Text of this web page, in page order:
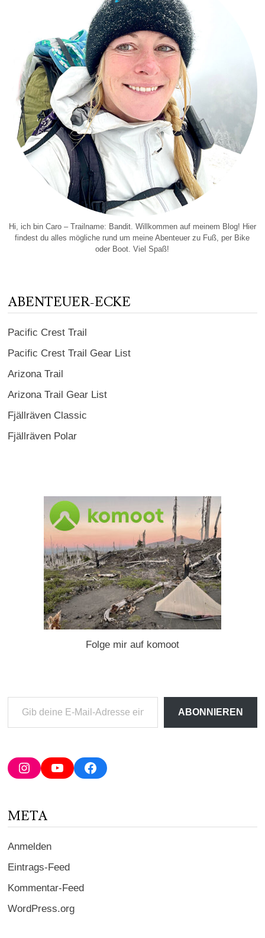
Hi, ich bin Caro – Trailname: Bandit. Willkommen auf meinem Blog! Hier
findest du alles mögliche rund um meine Abenteuer zu Fuß, per Bike
oder Boot. Viel Spaß!
ABENTEUER-ECKE
Pacific Crest Trail
Pacific Crest Trail Gear List
Arizona Trail
Arizona Trail Gear List
Fjällräven Classic
Fjällräven Polar
Folge mir auf komoot
deine
Adresse
ein ...
ABONNIEREN
InstagramYouTubeFacebook
META
Anmelden
Eintrags-Feed
Kommentar-Feed
WordPress.org